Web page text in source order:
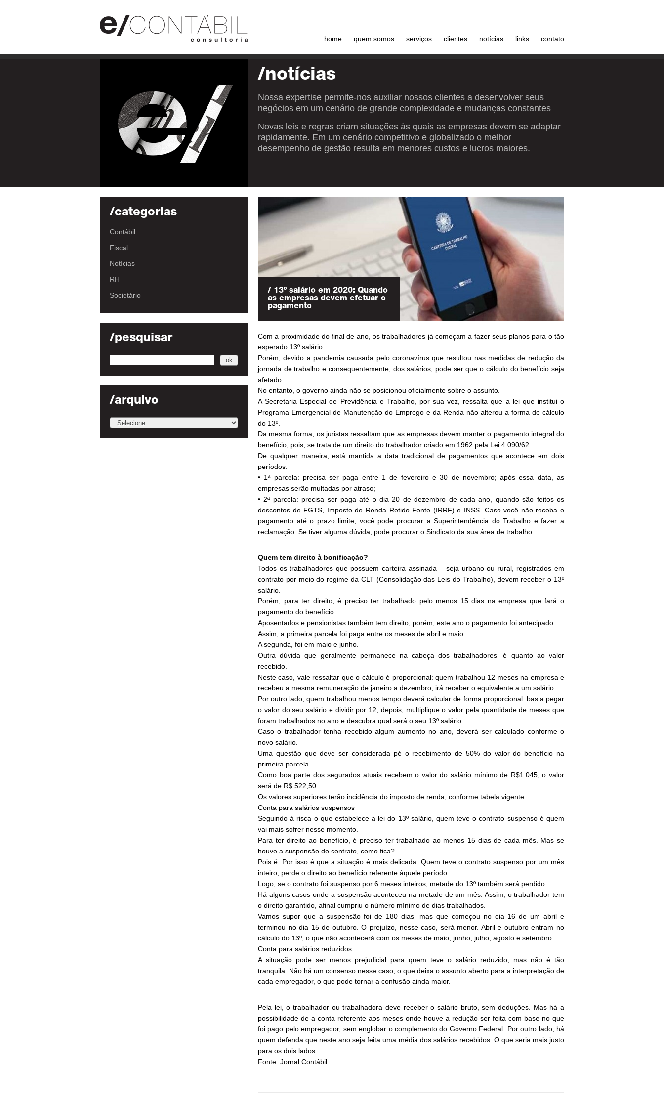
home quem somos serviços clientes notícias links contato
/notícias
Nossa expertise permite-nos auxiliar nossos clientes a desenvolver seus
negócios em um cenário de grande complexidade e mudanças constantes
Novas leis e regras criam situações às quais as empresas devem se adaptar
rapidamente. Em um cenário competitivo e globalizado o melhor
desempenho de gestão resulta em menores custos e lucros maiores.
/categorias
Contábil
Fiscal
Notícias
RH
Societário
/pesquisar
/arquivo
/ 13º salário em 2020: Quando
as empresas devem efetuar o
pagamento
Com a proximidade do final de ano, os trabalhadores já começam a fazer seus planos para o tão
esperado 13º salário.
Porém, devido a pandemia causada pelo coronavírus que resultou nas medidas de redução da
jornada de trabalho e consequentemente, dos salários, pode ser que o cálculo do benefício seja
afetado.
No entanto, o governo ainda não se posicionou oficialmente sobre o assunto.
A Secretaria Especial de Previdência e Trabalho, por sua vez, ressalta que a lei que institui o
Programa Emergencial de Manutenção do Emprego e da Renda não alterou a forma de cálculo
do 13º.
Da mesma forma, os juristas ressaltam que as empresas devem manter o pagamento integral do
benefício, pois, se trata de um direito do trabalhador criado em 1962 pela Lei 4.090/62.
De qualquer maneira, está mantida a data tradicional de pagamentos que acontece em dois
períodos:
• 1ª parcela: precisa ser paga entre 1 de fevereiro e 30 de novembro; após essa data, as
empresas serão multadas por atraso;
• 2ª parcela: precisa ser paga até o dia 20 de dezembro de cada ano, quando são feitos os
descontos de FGTS, Imposto de Renda Retido Fonte (IRRF) e INSS. Caso você não receba o
pagamento até o prazo limite, você pode procurar a Superintendência do Trabalho e fazer a
reclamação. Se tiver alguma dúvida, pode procurar o Sindicato da sua área de trabalho.
Quem tem direito à bonificação?
Todos os trabalhadores que possuem carteira assinada – seja urbano ou rural, registrados em
contrato por meio do regime da CLT (Consolidação das Leis do Trabalho), devem receber o 13º
salário.
Porém, para ter direito, é preciso ter trabalhado pelo menos 15 dias na empresa que fará o
pagamento do benefício.
Aposentados e pensionistas também tem direito, porém, este ano o pagamento foi antecipado.
Assim, a primeira parcela foi paga entre os meses de abril e maio.
A segunda, foi em maio e junho.
Outra dúvida que geralmente permanece na cabeça dos trabalhadores, é quanto ao valor
recebido.
Neste caso, vale ressaltar que o cálculo é proporcional: quem trabalhou 12 meses na empresa e
recebeu a mesma remuneração de janeiro a dezembro, irá receber o equivalente a um salário.
Por outro lado, quem trabalhou menos tempo deverá calcular de forma proporcional: basta pegar
o valor do seu salário e dividir por 12, depois, multiplique o valor pela quantidade de meses que
foram trabalhados no ano e descubra qual será o seu 13º salário.
Caso o trabalhador tenha recebido algum aumento no ano, deverá ser calculado conforme o
novo salário.
Uma questão que deve ser considerada pé o recebimento de 50% do valor do benefício na
primeira parcela.
Como boa parte dos segurados atuais recebem o valor do salário mínimo de R$1.045, o valor
será de R$ 522,50.
Os valores superiores terão incidência do imposto de renda, conforme tabela vigente.
Conta para salários suspensos
Seguindo à risca o que estabelece a lei do 13º salário, quem teve o contrato suspenso é quem
vai mais sofrer nesse momento.
Para ter direito ao benefício, é preciso ter trabalhado ao menos 15 dias de cada mês. Mas se
houve a suspensão do contrato, como fica?
Pois é. Por isso é que a situação é mais delicada. Quem teve o contrato suspenso por um mês
inteiro, perde o direito ao benefício referente àquele período.
Logo, se o contrato foi suspenso por 6 meses inteiros, metade do 13º também será perdido.
Há alguns casos onde a suspensão aconteceu na metade de um mês. Assim, o trabalhador tem
o direito garantido, afinal cumpriu o número mínimo de dias trabalhados.
Vamos supor que a suspensão foi de 180 dias, mas que começou no dia 16 de um abril e
terminou no dia 15 de outubro. O prejuízo, nesse caso, será menor. Abril e outubro entram no
cálculo do 13º, o que não acontecerá com os meses de maio, junho, julho, agosto e setembro.
Conta para salários reduzidos
A situação pode ser menos prejudicial para quem teve o salário reduzido, mas não é tão
tranquila. Não há um consenso nesse caso, o que deixa o assunto aberto para a interpretação de
cada empregador, o que pode tornar a confusão ainda maior.
Pela lei, o trabalhador ou trabalhadora deve receber o salário bruto, sem deduções. Mas há a
possibilidade de a conta referente aos meses onde houve a redução ser feita com base no que
foi pago pelo empregador, sem englobar o complemento do Governo Federal. Por outro lado, há
quem defenda que neste ano seja feita uma média dos salários recebidos. O que seria mais justo
para os dois lados.
Fonte: Jornal Contábil.